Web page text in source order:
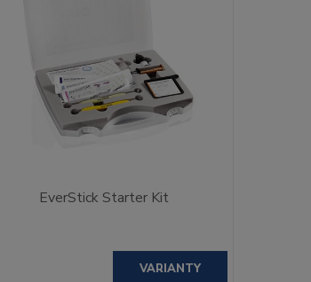
EverStick Starter Kit
VARIANTY